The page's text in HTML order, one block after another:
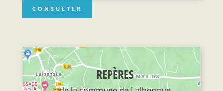
CONSULTER
REPÈRES